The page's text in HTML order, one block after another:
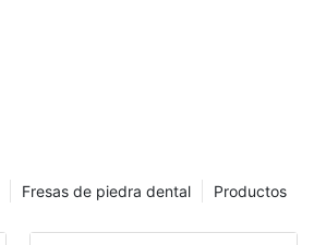
Productos
Fresas de piedra dental